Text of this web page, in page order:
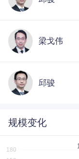
梁戈伟
邱骏
规模变化